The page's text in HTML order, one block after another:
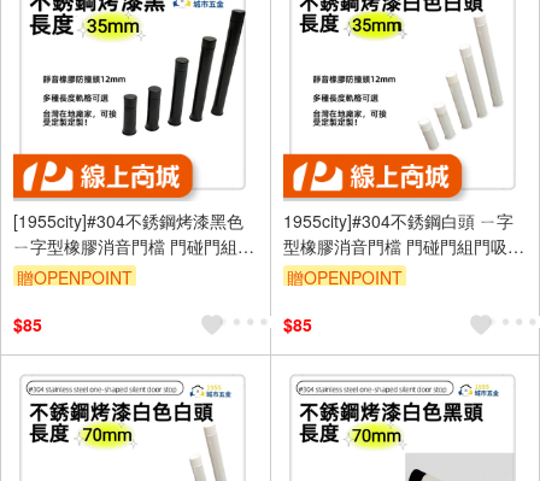
[1955city]#304不銹鋼烤漆黑色
ㄧ字型橡膠消音門檔 門碰門組門
吸[打孔款1101-D [烤漆黑
贈OPENPOINT
$85
1955city]#304不銹鋼白頭 ㄧ字
型橡膠消音門檔 門碰門組門吸打
孔款1101-B 不銹鋼烤漆白+白頭
贈OPENPOINT
$85